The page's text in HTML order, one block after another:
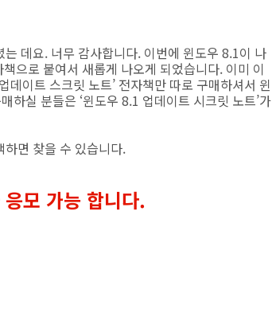
데요. 너무 감사합니다. 이번에 윈도우 8.1이 나
으로 붙여서 새롭게 나오게 되었습니다. 이미 이
이트 스크릿 노트’ 전자책만 따로 구매하셔서 윈
하실 분들은 ‘윈도우 8.1 업데이트 시크릿 노트’가
면 찾을 수 있습니다.
모 가능 합니다.